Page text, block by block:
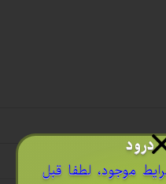
درود
موجود، لطفا قبل